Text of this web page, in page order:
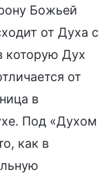
Божьей
от Духа с
которую Дух
от
в
Под «Духом
как в